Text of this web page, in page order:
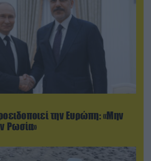
την Ευρώπη: «Μην
Ρωσία»